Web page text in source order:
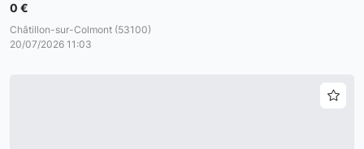
0 €
Châtillon-sur-Colmont (53100)
20/07/2026 11:03